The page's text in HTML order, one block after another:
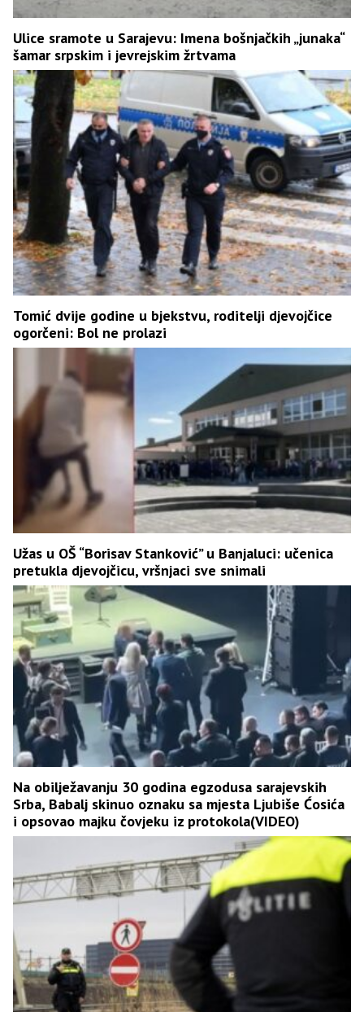
Ulice sramote u Sarajevu: Imena bošnjačkih „junaka“
šamar srpskim i jevrejskim žrtvama
Tomić dvije godine u bjekstvu, roditelji djevojčice
ogorčeni: Bol ne prolazi
Užas u OŠ “Borisav Stanković” u Banjaluci: učenica
pretukla djevojčicu, vršnjaci sve snimali
Na obilježavanju 30 godina egzodusa sarajevskih
Srba, Babalj skinuo oznaku sa mjesta Ljubiše Ćosića
i opsovao majku čovjeku iz protokola(VIDEO)